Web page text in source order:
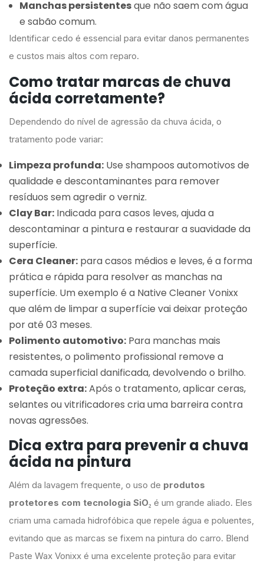
Manchas persistentesque não saem com água
e sabão comum.
Identificar cedo é essencial para evitar danos permanentes
e custos mais altos com reparo.
Como tratar marcas de chuva
ácida corretamente?
Dependendo do nível de agressão da chuva ácida, o
tratamento pode variar:
Limpeza profunda: Use shampoos automotivos de
qualidade e descontaminantes para remover
resíduos sem agredir o verniz.
Clay Bar: Indicada para casos leves, ajuda a
descontaminar a pintura e restaurar a suavidade da
superfície.
Cera Cleaner: para casos médios e leves, é a forma
prática e rápida para resolver as manchas na
superfície. Um exemplo é a Native Cleaner Vonixx
que além de limpar a superfície vai deixar proteção
por até 03 meses.
Polimento automotivo: Para manchas mais
resistentes, o polimento profissional remove a
camada superficial danificada, devolvendo o brilho.
Proteção extra:Após o tratamento, aplicar ceras,
selantes ou vitrificadores cria uma barreira contra
novas agressões.
Dica extra para prevenir a chuva
ácida na pintura
Além da lavagem frequente, o uso de produtos
protetores com tecnologia SiO₂ é um grande aliado. Eles
criam uma camada hidrofóbica que repele água e poluentes,
evitando que as marcas se fixem na pintura do carro. Blend
Paste Wax Vonixx é uma excelente proteção para evitar